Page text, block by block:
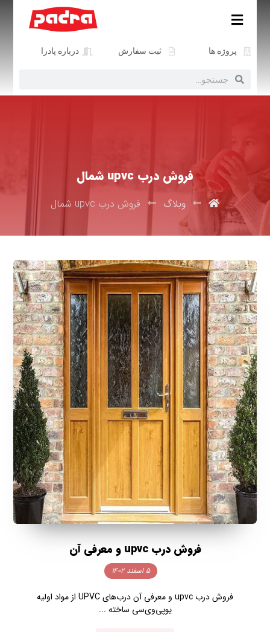
پروژه ها ثبت سفارش درباره پادرا
فروش درب upvc شمال
وبلاگ فروش درب upvc شمال
فروش درب upvc و معرفی آن
۵ اسفند ۱۴۰۲
فروش درب upvc و معرفی آن درب‌های UPVC از مواد اولیه
یوپی‌وی‌سی ساخته‌ ...